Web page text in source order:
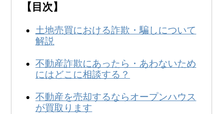
0120-250-094
【目次】
土地売買における詐欺・騙しについて
解説
不動産詐欺にあったら・あわないため
にはどこに相談する？
不動産を売却するならオープンハウス
が買取ります